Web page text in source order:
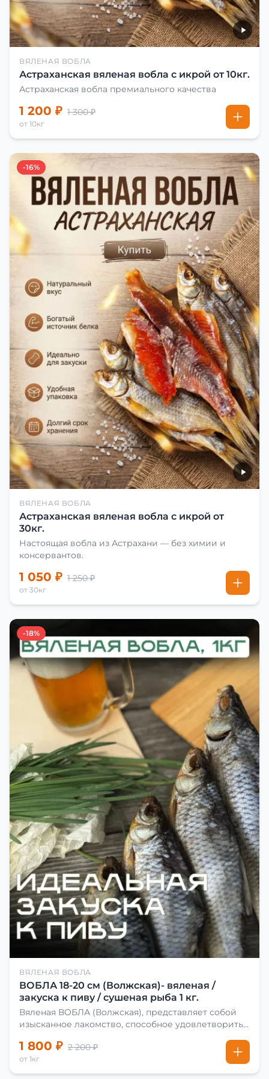
ВЯЛЕНАЯ ВОБЛА
Астраханская вяленая вобла с икрой от 10кг.
Астраханская вобла премиального качества
1 200 ₽ 1 300 ₽
от 10кг
-16%
ВЯЛЕНАЯ ВОБЛА
Астраханская вяленая вобла с икрой от
30кг.
Настоящая вобла из Астрахани — без химии и
консервантов.
1 050 ₽ 1 250 ₽
от 30кг
-18%
ВЯЛЕНАЯ ВОБЛА
ВОБЛА 18-20 см (Волжская)- вяленая /
закуска к пиву / сушеная рыба 1 кг.
Вяленая ВОБЛА (Волжская), представляет собой
изысканное лакомство, способное удовлетворить
сделать вяленую воблу, её сначала хорошо солят.
Для этого используют старые рецепты и
современные способы. Благодаря этому рыба
1 800 ₽ 2 200 ₽
от 1кг